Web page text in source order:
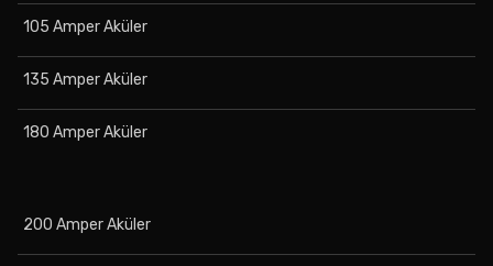
105 Amper Aküler
135 Amper Aküler
180 Amper Aküler
200 Amper Aküler